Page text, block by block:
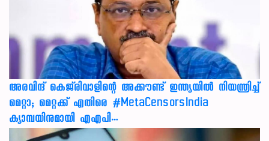
അരവിന്ദ് കെജ്‌രിവാളിന്റെ അക്കൗണ്ട് ഇന്ത്യയിൽ നിയന്ത്രിച്ച്
മെറ്റാ; മെറ്റക്ക് എതിരെ #MetaCensorsIndia
ക്യാമ്പയിനുമായി എഎപി…